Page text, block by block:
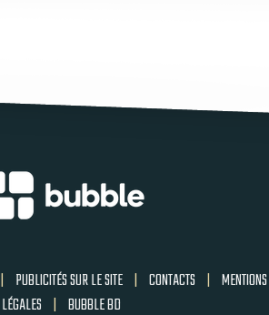
| PUBLICITÉS SUR LE SITE | CONTACTS | MENTIONS
LÉGALES | BUBBLE BD